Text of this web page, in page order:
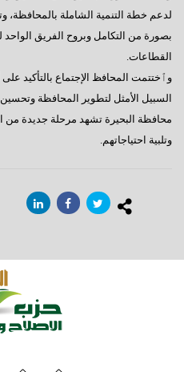
لدعم خطة التنمية الشاملة بالمحافظة،
بصورة من التكامل وبروح الفريق
القطاعات.
وٱختتمت المحافظ الإجتماع بالتأكيد
السبيل الأمثل لتطوير المحافظة
محافظة البحيرة تشهد مرحلة جديدة من
وتلبية احتياجاتهم.